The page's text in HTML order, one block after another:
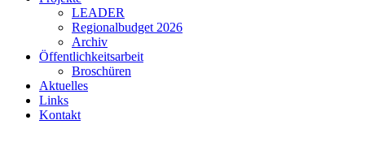
LEADER
Regionalbudget 2026
Archiv
Öffentlichkeitsarbeit
Broschüren
Aktuelles
Links
Kontakt